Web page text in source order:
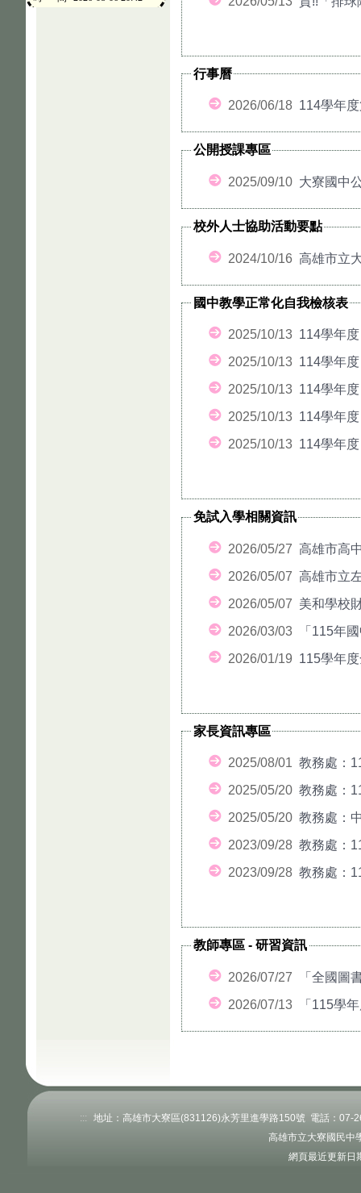
行事曆
2026/06/18 114學年
公開授課專區
2025/09/10 大寮國中
校外人士協助活動要點
2024/10/16 高雄市立
國中教學正常化自我檢核表
2025/10/13 114學年
2025/10/13 114學年
2025/10/13 114學年
2025/10/13 114學年
2025/10/13 114學年
免試入學相關資訊
2026/05/27 高雄市高
2026/05/07 高雄市立
2026/05/07 美和學校
2026/03/03
「115年
2026/01/19 115學年
家長資訊專區
2025/08/01 教務處：
2025/05/20 教務處：
2025/05/20 教務處：
2023/09/28 教務處：
2023/09/28 教務處：
教師專區 - 研習資訊
2026/07/27
「全國圖
2026/07/13
「115學
:::
地址：高雄市大寮區(831126)永芳里進學路150號 電話：
高雄市立大寮國民中
網頁最近更新日